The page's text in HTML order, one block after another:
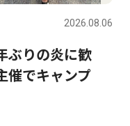
2026.08.06
りの炎に歓
でキャンプ